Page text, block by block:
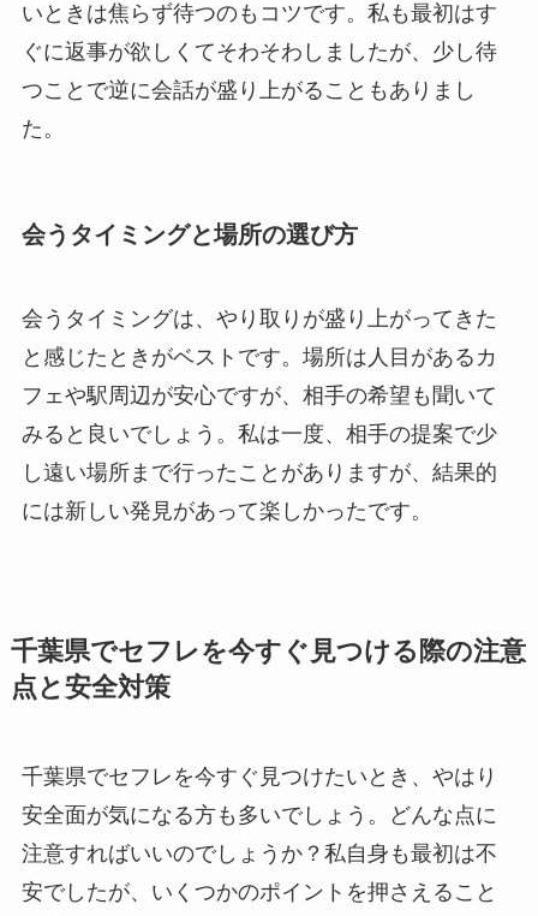
いときは焦らず待つのもコツです。私も最初はす
ぐに返事が欲しくてそわそわしましたが、少し待
つことで逆に会話が盛り上がることもありまし
た。
会うタイミングと場所の選び方
会うタイミングは、やり取りが盛り上がってきた
と感じたときがベストです。場所は人目があるカ
フェや駅周辺が安心ですが、相手の希望も聞いて
みると良いでしょう。私は一度、相手の提案で少
し遠い場所まで行ったことがありますが、結果的
には新しい発見があって楽しかったです。
千葉県でセフレを今すぐ見つける際の注意
点と安全対策
千葉県でセフレを今すぐ見つけたいとき、やはり
安全面が気になる方も多いでしょう。どんな点に
注意すればいいのでしょうか？私自身も最初は不
安でしたが、いくつかのポイントを押さえること